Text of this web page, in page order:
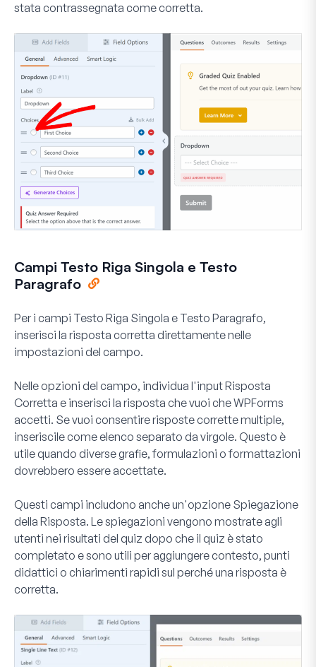
stata contrassegnata come corretta.
Campi Testo Riga Singola e Testo
Paragrafo
Per i campi Testo Riga Singola e Testo Paragrafo,
inserisci la risposta corretta direttamente nelle
impostazioni del campo.
Nelle opzioni del campo, individua l'inputRisposta
Corretta e inserisci la risposta che vuoi che WPForms
accetti. Se vuoi consentire risposte corrette multiple,
inseriscile come elenco separato da virgole. Questo è
utile quando diverse grafie, formulazioni o formattazioni
dovrebbero essere accettate.
Questi campi includono anche un'opzione Spiegazione
della Risposta. Le spiegazioni vengono mostrate agli
utenti nei risultati del quiz dopo che il quiz è stato
completato e sono utili per aggiungere contesto, punti
didattici o chiarimenti rapidi sul perché una risposta è
corretta.